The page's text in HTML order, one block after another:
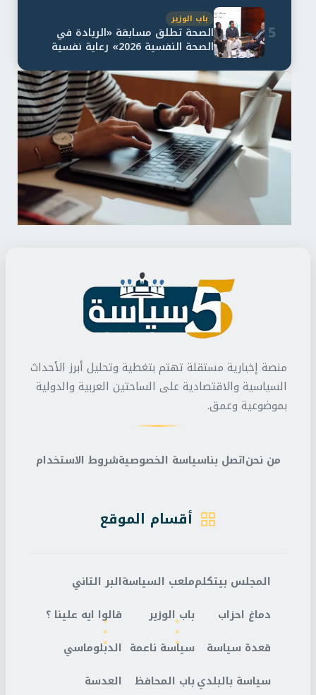
5
باب الوزير
الصحة تطلق مسابقة «الريادة في
الصحة النفسية 2026» رعاية نفسية
منصة إخبارية مستقلة تهتم بتغطية وتحليل أبرز الأحداث
السياسية والاقتصادية على الساحتين العربية والدولية
بموضوعية وعمق.
من نحناتصل بناسياسة الخصوصيةشروط الاستخدام
أقسام الموقع
المجلس بيتكلم
دماغ احزاب
قعدة سياسة
سياسة بالبلدي
ملعب السياسة
باب الوزير
سياسة ناعمة
باب المحافظ
البر التاني
قالوا ايه علينا ؟
الدبلوماسي
العدسة